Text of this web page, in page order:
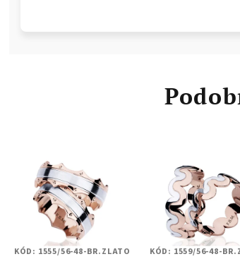
KÓD: 1555/56-48-BR.ZLATO KÓD: 1559/56-48-